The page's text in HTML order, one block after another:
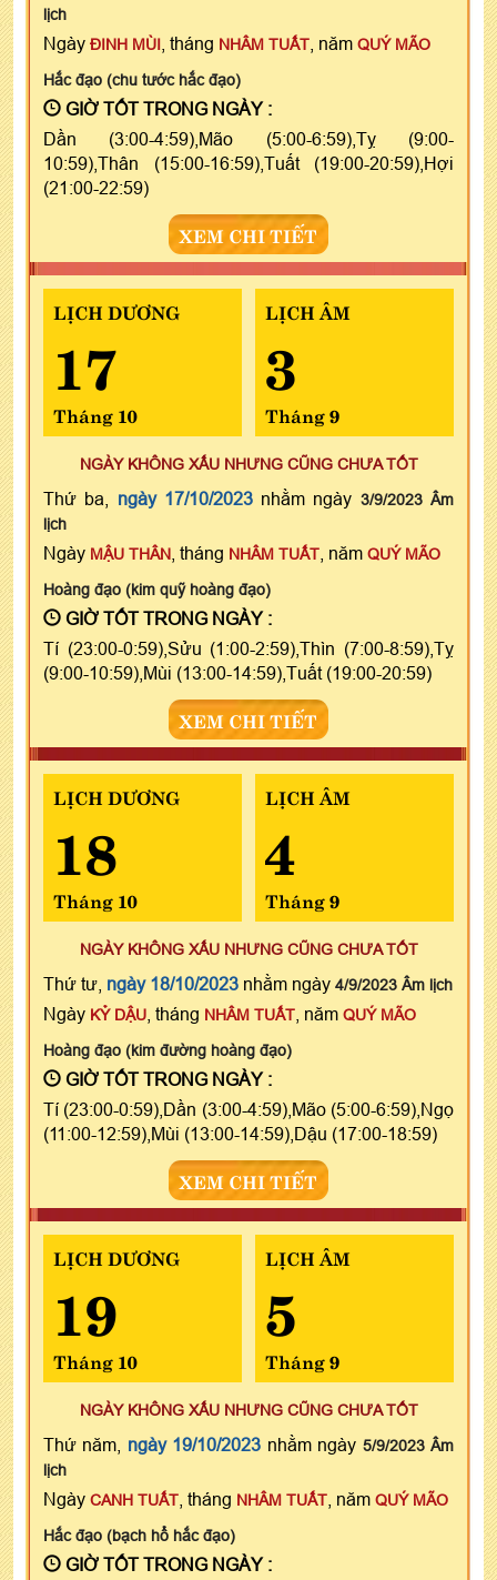
lịch
Ngày ĐINH MÙI , tháng NHÂM TUẤT , năm QUÝ MÃO
Hắc đạo (chu tước hắc đạo)
GIỜ TỐT TRONG NGÀY :
Dần (3:00-4:59),Mão (5:00-6:59),Tỵ (9:00-
10:59),Thân (15:00-16:59),Tuất (19:00-20:59),Hợi
(21:00-22:59)
XEM CHI TIẾT
LỊCH DƯƠNG
17
Tháng 10
LỊCH ÂM
3
Tháng 9
NGÀY KHÔNG XẤU NHƯNG CŨNG CHƯA TỐT
Thứ ba, ngày 17/10/2023nhằm ngày 3/9/2023 Âm
lịch
Ngày MẬU THÂN , tháng NHÂM TUẤT , năm QUÝ MÃO
Hoàng đạo (kim quỹ hoàng đạo)
GIỜ TỐT TRONG NGÀY :
Tí (23:00-0:59),Sửu (1:00-2:59),Thìn (7:00-8:59),Tỵ
(9:00-10:59),Mùi (13:00-14:59),Tuất (19:00-20:59)
XEM CHI TIẾT
LỊCH DƯƠNG
18
Tháng 10
LỊCH ÂM
4
Tháng 9
NGÀY KHÔNG XẤU NHƯNG CŨNG CHƯA TỐT
Thứ tư, ngày 18/10/2023 nhằm ngày 4/9/2023 Âm lịch
Ngày KỶ DẬU , tháng NHÂM TUẤT , năm QUÝ MÃO
Hoàng đạo (kim đường hoàng đạo)
GIỜ TỐT TRONG NGÀY :
Tí (23:00-0:59),Dần (3:00-4:59),Mão (5:00-6:59),Ngọ
(11:00-12:59),Mùi (13:00-14:59),Dậu (17:00-18:59)
XEM CHI TIẾT
LỊCH DƯƠNG
19
Tháng 10
LỊCH ÂM
5
Tháng 9
NGÀY KHÔNG XẤU NHƯNG CŨNG CHƯA TỐT
Thứ năm, ngày 19/10/2023 nhằm ngày 5/9/2023 Âm
lịch
Ngày CANH TUẤT , tháng NHÂM TUẤT , năm QUÝ MÃO
Hắc đạo (bạch hổ hắc đạo)
GIỜ TỐT TRONG NGÀY :